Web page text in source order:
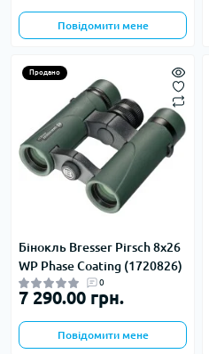
Повідомити мене
Продано
Бінокль Bresser Pirsch 8x26
WP Phase Coating (1720826)
0
7 290.00 грн.
Повідомити мене